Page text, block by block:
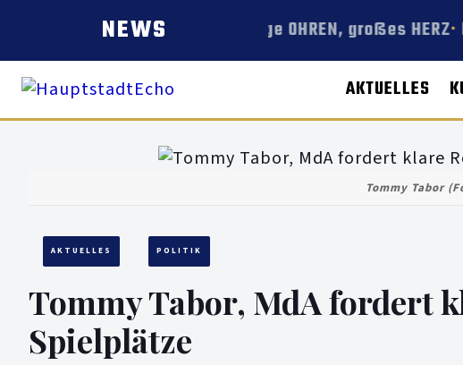
NEWS Lange OHREN, großes HERZ
AKTUELLES
Tommy Tabor
AKTUELLES POLITIK
Tommy Tabor, MdA fordert
Spielplätze